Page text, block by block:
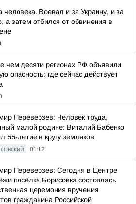
человека. Воевал и за Украину, и за
а затем отбился от обвинения в
чем десяти регионах РФ объявили
опасность: где сейчас действует
Переверзев: Человек труда,
малой родине: Виталий Бабенко
55-летие в кругу земляков
01:12
Переверзев: Сегодня в Центре
посёлка Борисовка состоялась
церемония вручения
гражданина Российской